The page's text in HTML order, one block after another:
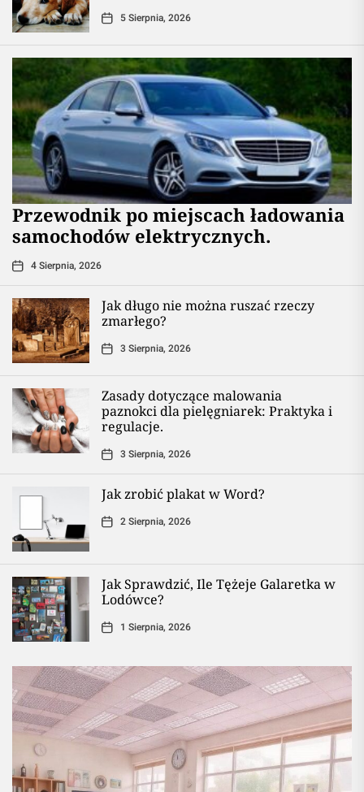
5 Sierpnia, 2026
Przewodnik po miejscach ładowania
samochodów elektrycznych.
4 Sierpnia, 2026
Jak długo nie można ruszać rzeczy
zmarłego?
3 Sierpnia, 2026
Zasady dotyczące malowania
paznokci dla pielęgniarek: Praktyka i
regulacje.
3 Sierpnia, 2026
Jak zrobić plakat w Word?
2 Sierpnia, 2026
Jak Sprawdzić, Ile Tężeje Galaretka w
Lodówce?
1 Sierpnia, 2026